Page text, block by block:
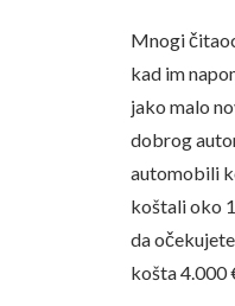
Mnogi
kad im
jako malo
dobrog
automobili
koštali oko
da
košta 4.000